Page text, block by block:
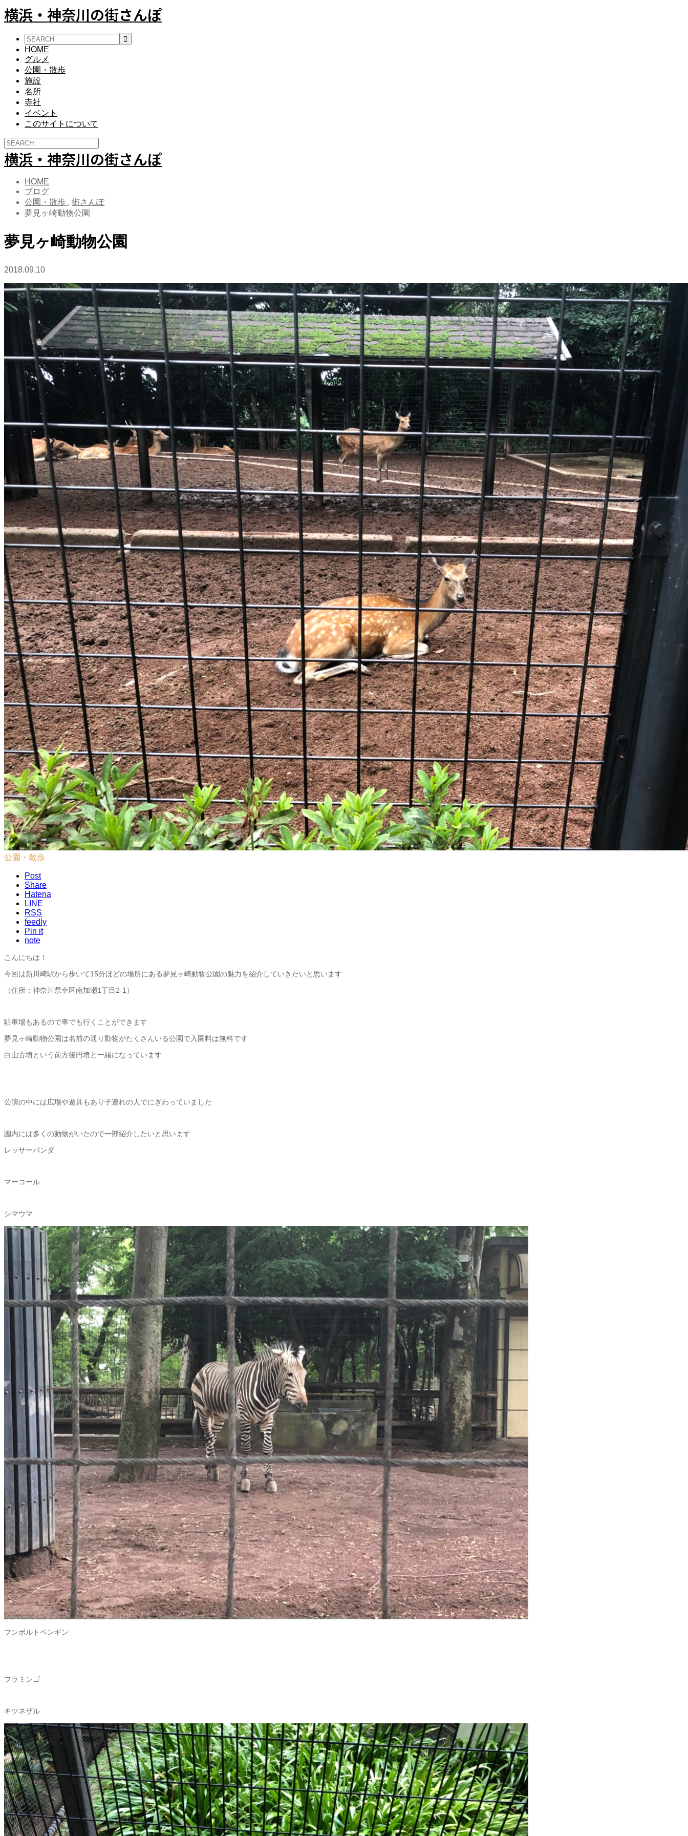
横浜・神奈川の街さんぽ
HOME
グルメ
公園・散歩
施設
名所
寺社
イベント
このサイトについて
横浜・神奈川の街さんぽ
HOME
ブログ
公園・散歩 , 街さんぽ
夢見ヶ崎動物公園
夢見ヶ崎動物公園
2018.09.10
公園・散歩
Post
Share
Hatena
LINE
RSS
feedly
Pin it
note
こんにちは！
今回は新川崎駅から歩いて15分ほどの場所にある夢見ヶ崎動物公園の魅力を紹介していきたいと思います
（住所：神奈川県幸区南加瀬1丁目2-1）
駐車場もあるので車でも行くことができます
夢見ヶ崎動物公園は名前の通り動物がたくさんいる公園で入園料は無料です
白山古墳という前方後円墳と一緒になっています
公演の中には広場や遊具もあり子連れの人でにぎわっていました
園内には多くの動物がいたので一部紹介したいと思います
レッサーパンダ
マーコール
シマウマ
フンボルトペンギン
フラミンゴ
キツネザル